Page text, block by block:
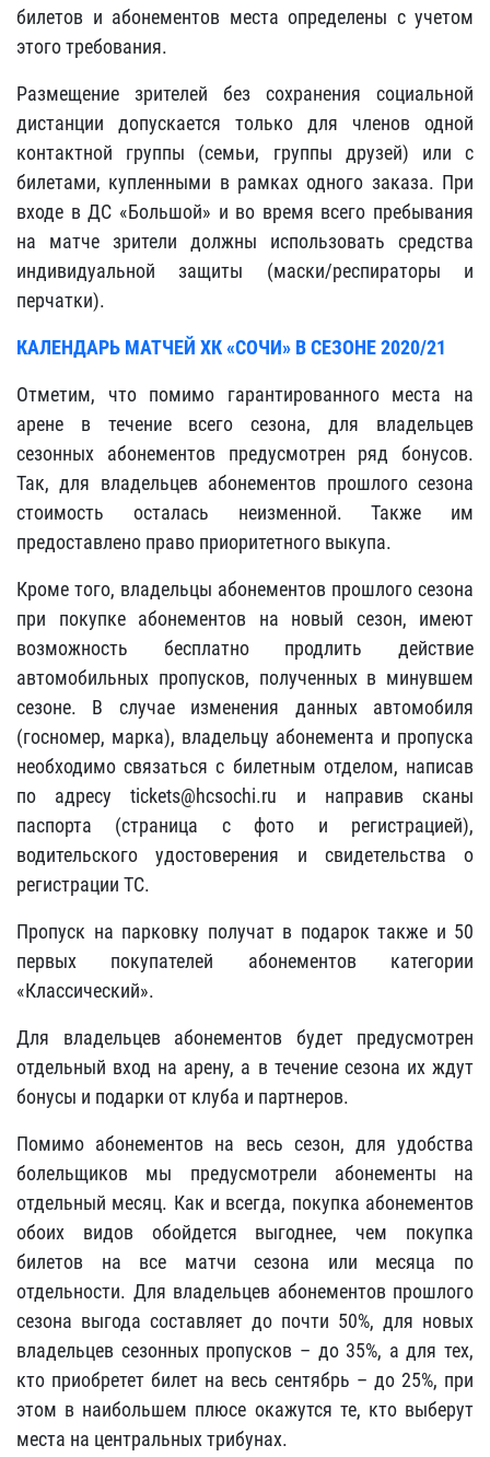
билетов и абонементов места определены с учетом
этого требования.
Размещение зрителей без сохранения социальной
дистанции допускается только для членов одной
контактной группы (семьи, группы друзей) или с
билетами, купленными в рамках одного заказа. При
входе в ДС «Большой» и во время всего пребывания
на матче зрители должны использовать средства
индивидуальной защиты (маски/респираторы и
перчатки).
КАЛЕНДАРЬ МАТЧЕЙ ХК «СОЧИ» В СЕЗОНЕ 2020/21
Отметим, что помимо гарантированного места на
арене в течение всего сезона, для владельцев
сезонных абонементов предусмотрен ряд бонусов.
Так, для владельцев абонементов прошлого сезона
стоимость осталась неизменной. Также им
предоставлено право приоритетного выкупа.
Кроме того, владельцы абонементов прошлого сезона
при покупке абонементов на новый сезон, имеют
возможность бесплатно продлить действие
автомобильных пропусков, полученных в минувшем
сезоне. В случае изменения данных автомобиля
(госномер, марка), владельцу абонемента и пропуска
необходимо связаться с билетным отделом, написав
по адресу tickets@hcsochi.ru и направив сканы
паспорта (страница с фото и регистрацией),
водительского удостоверения и свидетельства о
регистрации ТС.
Пропуск на парковку получат в подарок также и 50
первых покупателей абонементов категории
«Классический».
Для владельцев абонементов будет предусмотрен
отдельный вход на арену, а в течение сезона их ждут
бонусы и подарки от клуба и партнеров.
Помимо абонементов на весь сезон, для удобства
болельщиков мы предусмотрели абонементы на
отдельный месяц. Как и всегда, покупка абонементов
обоих видов обойдется выгоднее, чем покупка
билетов на все матчи сезона или месяца по
отдельности. Для владельцев абонементов прошлого
сезона выгода составляет до почти 50%, для новых
владельцев сезонных пропусков – до 35%, а для тех,
кто приобретет билет на весь сентябрь – до 25%, при
этом в наибольшем плюсе окажутся те, кто выберут
места на центральных трибунах.